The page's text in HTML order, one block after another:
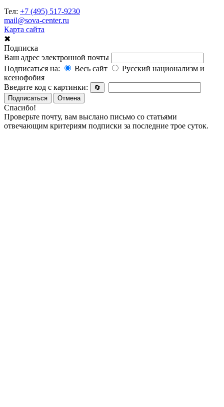
Тел: +7 (495) 517-9230
mail@sova-center.ru
Карта сайта
✖
Подписка
Ваш адрес электронной почты
Подписаться на:
Весь сайт
Русский национализм и
ксенофобия
Введите код с картинки:
🔄
Подписаться
Отмена
Спасибо!
Проверьте почту, вам выслано письмо со статьями
отвечающим критериям подписки за последние трое суток.